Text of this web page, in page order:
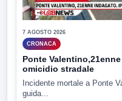
7 AGOSTO 2026
CRONACA
Ponte
omicidio stradale
Incidente mortale a Ponte
guida...